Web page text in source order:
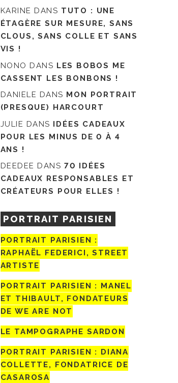
KARINE DANS TUTO : UNE
ÉTAGÈRE SUR MESURE, SANS
CLOUS, SANS COLLE ET SANS
VIS !
NONO DANS LES BOBOS ME
CASSENT LES BONBONS !
DANIELE DANS MON PORTRAIT
(PRESQUE) HARCOURT
JULIE DANS IDÉES CADEAUX
POUR LES MINUS DE 0 À 4
ANS !
DEEDEE DANS 70 IDÉES
CADEAUX RESPONSABLES ET
CRÉATEURS POUR ELLES !
PORTRAIT PARISIEN
PORTRAIT PARISIEN :
RAPHAËL FEDERICI, STREET
ARTISTE
PORTRAIT PARISIEN : MANEL
ET THIBAULT, FONDATEURS
DE WE ARE NOT
LE TAMPOGRAPHE SARDON
PORTRAIT PARISIEN : DIANA
COLLETTE, FONDATRICE DE
CASAROSA